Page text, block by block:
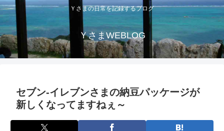
Ｙさまの日常を記録するブログ
ＹさまWEBLOG
セブン-イレブンさまの納豆パッケージが
新しくなってますねぇ～